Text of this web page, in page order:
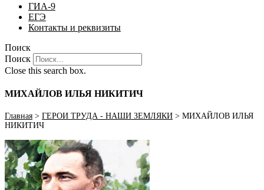
ГИА-9
ЕГЭ
Контакты и реквизиты
Поиск
Поиск
Close this search box.
МИХАЙЛОВ ИЛЬЯ НИКИТИЧ
Главная > ГЕРОИ ТРУДА - НАШИ ЗЕМЛЯКИ > МИХАЙЛОВ ИЛЬЯ
НИКИТИЧ